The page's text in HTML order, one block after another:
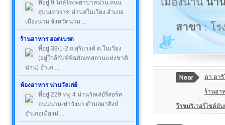
ที่อยู่ 9 ใกล้โรงพยาบาลน่าน ถนน
สุมนเทวราช ตำบลในเวียง อำเภอ
เมืองน่าน จังหวัดน่าน ...
ร้านอาหาร ฮอตเบรด
ที่อยู่ 38/1-2 ถ.สุริยวงศ์ ต.ในเวียง
(อยู่ใกล้กับพิพิธภัณฑสถานแห่งชาติ
น่าน) อำเภ ...
ห้องอาหาร น่านวัลเล่ย์
ที่อยู่ 229 หมู่ 4 น่านวัลเล่ย์รีสอร์ท
ถนนน่าน-ท่าวังผา ตำบลผาสิงห์
อำเภอเมืองน่ ...
สาขา: โร
ดา ดาริ
ร้านอา
วีรชนริเวอร์ไซด์ผั